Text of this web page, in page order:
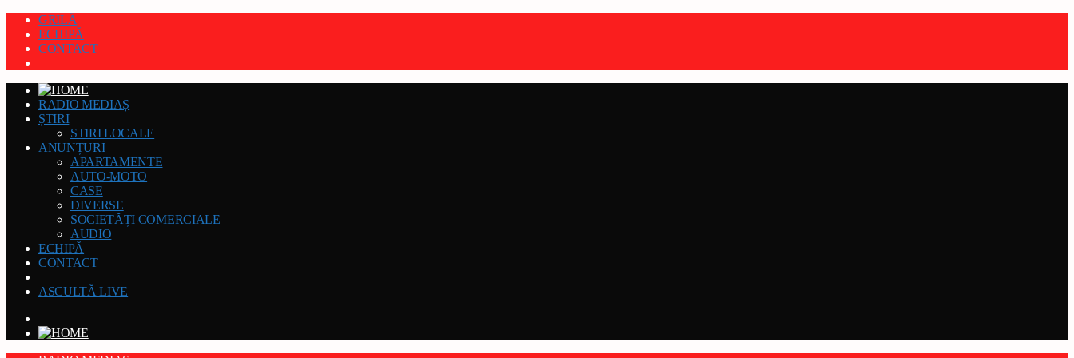
GRILĂ
ECHIPĂ
CONTACT
RADIO MEDIAȘ
ȘTIRI
STIRI LOCALE
ANUNȚURI
APARTAMENTE
AUTO-MOTO
CASE
DIVERSE
SOCIETĂȚI COMERCIALE
AUDIO
ECHIPĂ
CONTACT
ASCULTĂ LIVE